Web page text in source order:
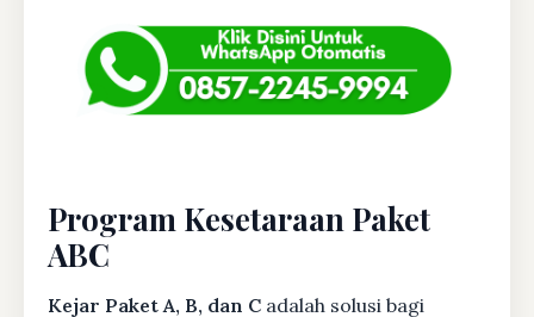
Program Kesetaraan Paket
ABC
Kejar Paket A, B, dan C adalah solusi bagi